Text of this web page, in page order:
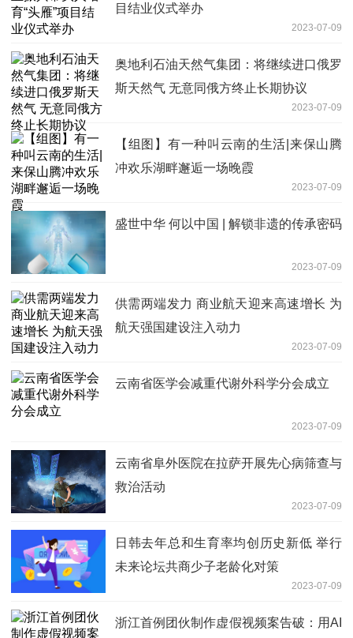
目结业仪式举办
2023-07-09
奥地利石油天然气集团：将继续进口俄罗
斯天然气 无意同俄方终止长期协议
2023-07-09
【组图】有一种叫云南的生活|来保山腾
冲欢乐湖畔邂逅一场晚霞
2023-07-09
盛世中华 何以中国 | 解锁非遗的传承密码
2023-07-09
供需两端发力 商业航天迎来高速增长 为
航天强国建设注入动力
2023-07-09
云南省医学会减重代谢外科学分会成立
2023-07-09
云南省阜外医院在拉萨开展先心病筛查与
救治活动
2023-07-09
日韩去年总和生育率均创历史新低 举行
未来论坛共商少子老龄化对策
2023-07-09
浙江首例团伙制作虚假视频案告破：用AI